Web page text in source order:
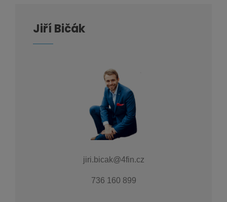
Jiří Bičák
jiri.bicak@4fin.cz
736 160 899